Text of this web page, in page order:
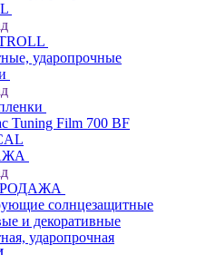
ударопрочные
Tuning Film 700 BF
солнцезащитные
и декоративные
ударопрочная